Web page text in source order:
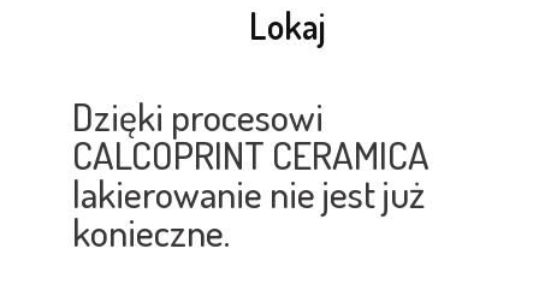
Lokaj
Dzięki procesowi
CALCOPRINT CERAMICA
lakierowanie nie jest już
konieczne.